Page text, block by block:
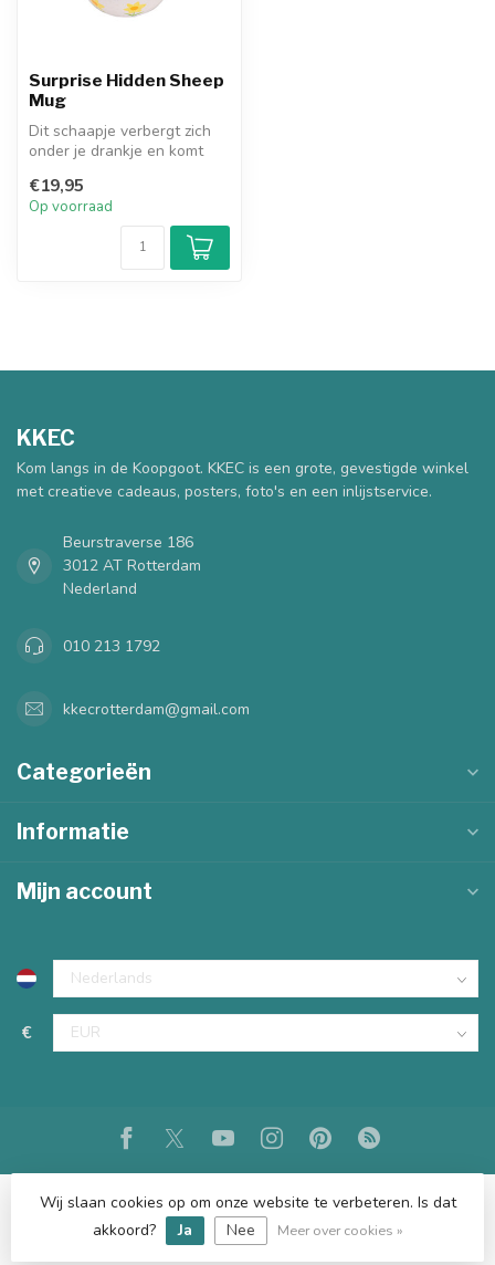
Surprise Hidden Sheep
Mug
Dit schaapje verbergt zich
onder je drankje en komt
€19,95
Op voorraad
KKEC
Kom langs in de Koopgoot. KKEC is een grote, gevestigde winkel
met creatieve cadeaus, posters, foto's en een inlijstservice.
Beurstraverse 186
3012 AT Rotterdam
Nederland
010 213 1792
kkecrotterdam@gmail.com
Categorieën
Informatie
Mijn account
€
© Copyright 2026 KKEC
Wij slaan cookies op om onze website te verbeteren. Is dat
akkoord?
Ja Nee Meer over cookies »